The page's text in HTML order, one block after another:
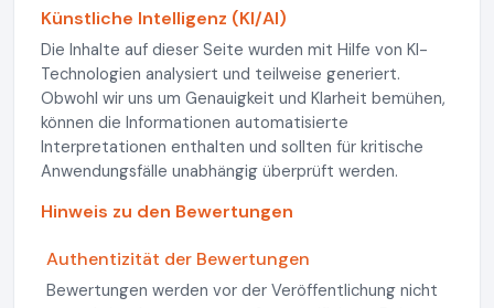
Künstliche Intelligenz (KI/AI)
Die Inhalte auf dieser Seite wurden mit Hilfe von KI-
Technologien analysiert und teilweise generiert.
Obwohl wir uns um Genauigkeit und Klarheit bemühen,
können die Informationen automatisierte
Interpretationen enthalten und sollten für kritische
Anwendungsfälle unabhängig überprüft werden.
Hinweis zu den Bewertungen
Authentizität der Bewertungen
Bewertungen werden vor der Veröffentlichung nicht